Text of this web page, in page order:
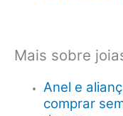
Mais sobre
Anel e
comprar